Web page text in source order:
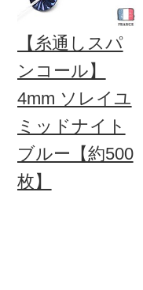
【糸通しスパ
ンコール】
4mm ソレイユ
ミッドナイト
ブルー【約500
枚】